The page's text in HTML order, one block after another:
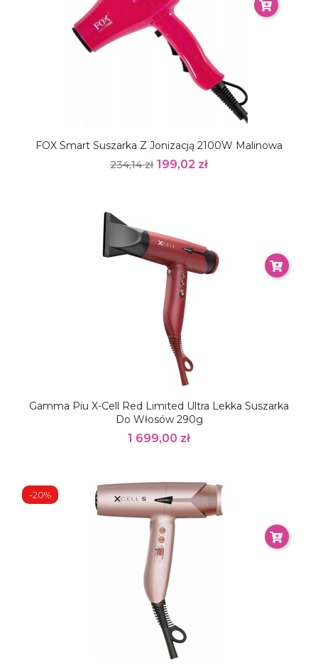
FOX Smart Suszarka Z Jonizacją 2100W Malinowa
234,14 zł 199,02 zł
Gamma Piu X-Cell Red Limited Ultra Lekka Suszarka
Do Włosów 290g
1 699,00 zł
-20%